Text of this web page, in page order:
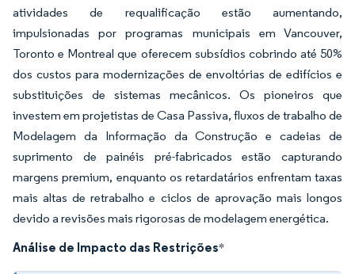
atividades de requalificação estão aumentando,
impulsionadas por programas municipais em Vancouver,
Toronto e Montreal que oferecem subsídios cobrindo até 50%
dos custos para modernizações de envoltórias de edifícios e
substituições de sistemas mecânicos. Os pioneiros que
investem em projetistas de Casa Passiva, fluxos de trabalho de
Modelagem da Informação da Construção e cadeias de
suprimento de painéis pré-fabricados estão capturando
margens premium, enquanto os retardatários enfrentam taxas
mais altas de retrabalho e ciclos de aprovação mais longos
devido a revisões mais rigorosas de modelagem energética.
Análise de Impacto das Restrições*